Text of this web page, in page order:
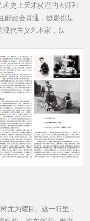
史上天才横溢的大师和
能融会贯通，摄影也是
现代主义艺术家，以
尤为耀目。这一行里，